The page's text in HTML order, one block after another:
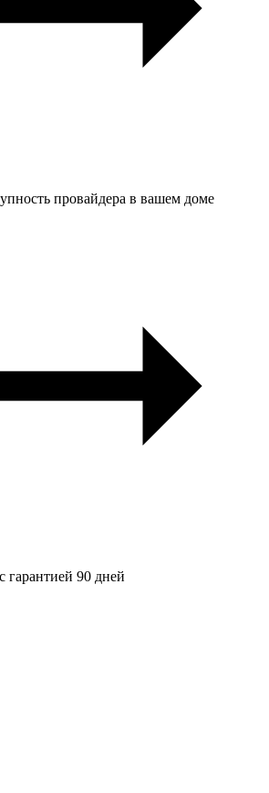
провайдера в вашем доме
гарантией 90 дней